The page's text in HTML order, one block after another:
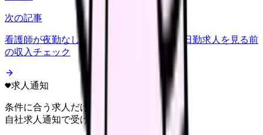
次の記事
看護師が夜勤なしにすると給料は下がる？日勤求人を見る前
の収入チェック
求人通知
条件に合う求人だけ
自社求人通知で受け取る